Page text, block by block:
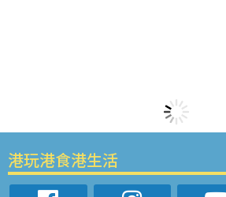
港玩港食港生活